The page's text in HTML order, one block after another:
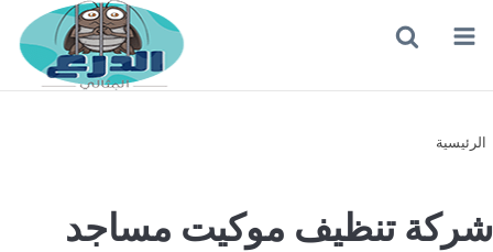
القائمة
الرئيسية
شركة تنظيف موكيت مساجد